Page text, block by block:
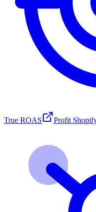
True ROAS Profit